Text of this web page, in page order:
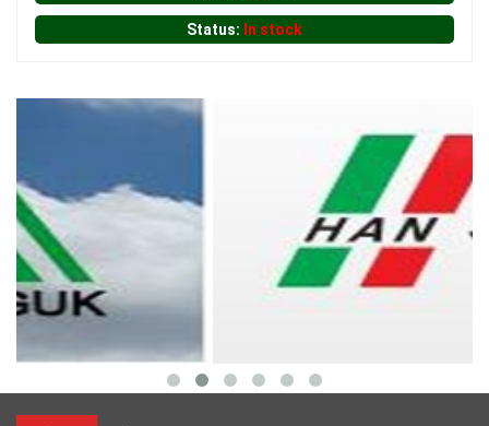
Status: In stock